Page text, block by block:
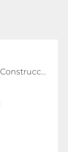
Psicoanálisis en Chile. Construcciones y relatos